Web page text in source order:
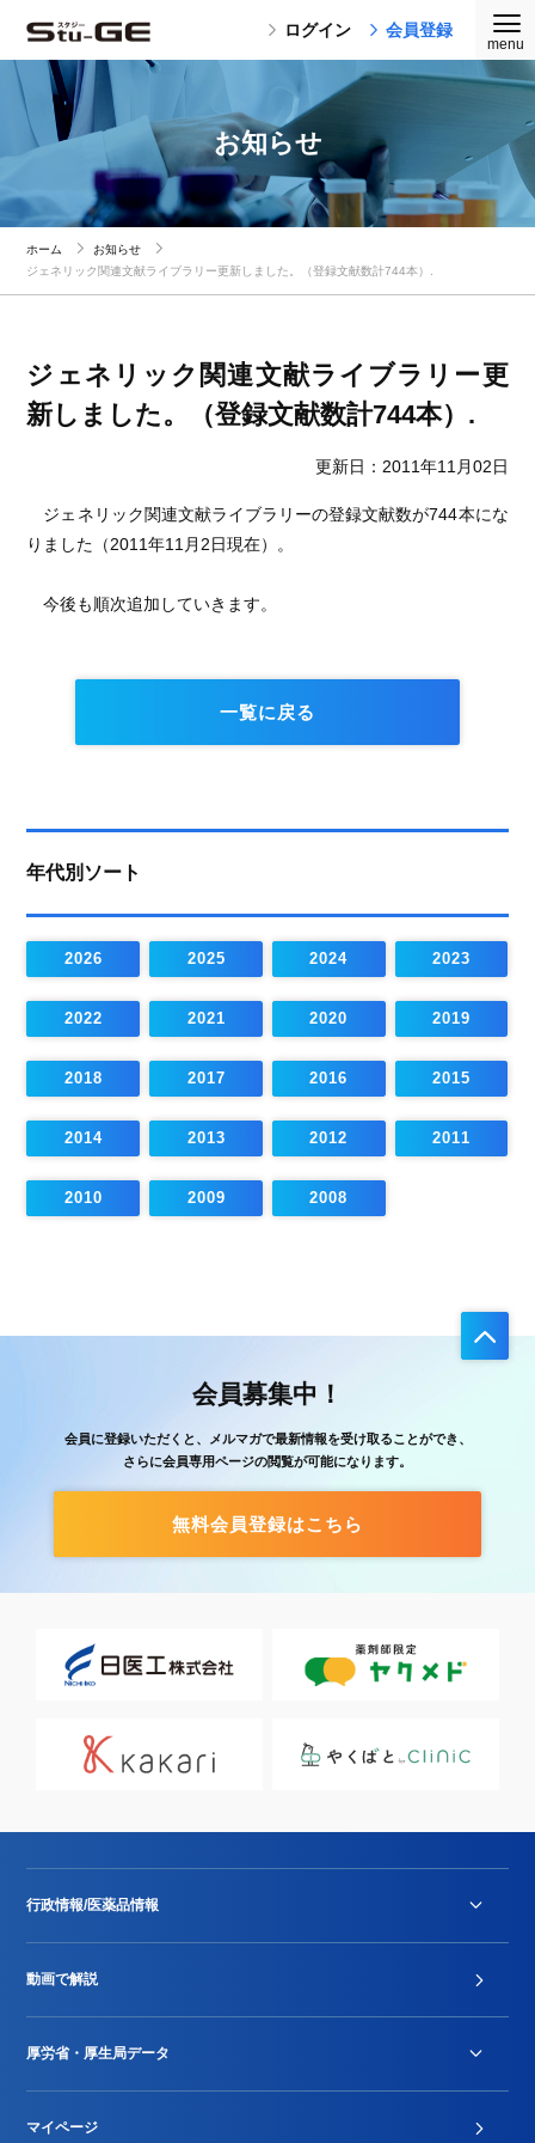
ログイン 会員登録
お知らせ
ホーム
お知らせ
ジェネリック関連文献ライブラリー更新しました。（登録文献数計744本）.
ジェネリック関連文献ライブラリー更
新しました。（登録文献数計744本）.
更新日：2011年11月02日
ジェネリック関連文献ライブラリーの登録文献数が744本にな
りました（2011年11月2日現在）。
今後も順次追加していきます。
一覧に戻る
年代別ソート
2026 2025 2024 2023
2022 2021 2020 2019
2018 2017 2016 2015
2014 2013 2012 2011
2010 2009 2008
会員募集中！
会員に登録いただくと、メルマガで最新情報を受け取ることができ、
さらに会員専用ページの閲覧が可能になります。
無料会員登録はこちら
行政情報/医薬品情報
Stu-GEレポート
動画で解説
厚労省・厚生局データ
マイページ